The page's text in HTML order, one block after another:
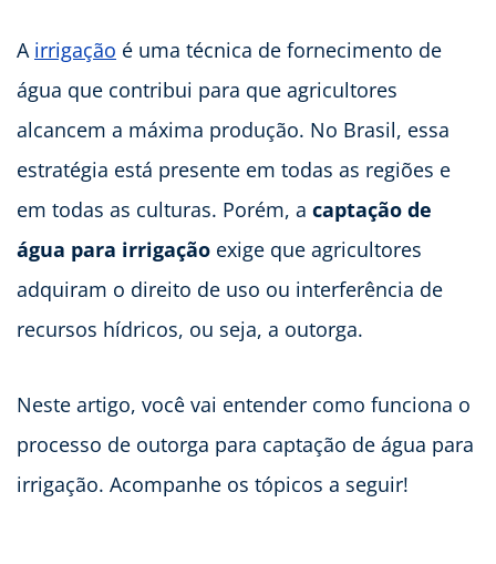
A irrigação é uma técnica de fornecimento de
água que contribui para que agricultores
alcancem a máxima produção. No Brasil, essa
estratégia está presente em todas as regiões e
em todas as culturas. Porém, a captação de
água para irrigação exige que agricultores
adquiram o direito de uso ou interferência de
recursos hídricos, ou seja, a outorga.
Neste artigo, você vai entender como funciona o
processo de outorga para captação de água para
irrigação. Acompanhe os tópicos a seguir!